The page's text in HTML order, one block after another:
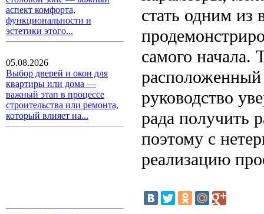
аспект комфорта,
функциональности и
эстетики этого...
05.08.2026
Выбор дверей и окон для
квартиры или дома —
важный этап в процессе
строительства или ремонта,
который влияет на...
стать одним
самого начала.
расположенный
руководство
рада получить
поэтому с
реализацию